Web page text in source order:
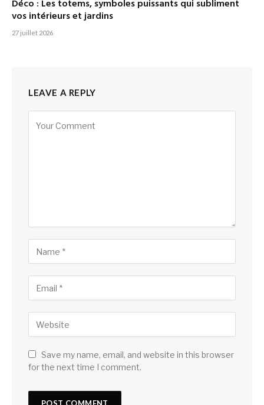
Déco : Les totems, symboles puissants qui subliment
vos intérieurs et jardins
27 juillet 2026
LEAVE A REPLY
Save my name, email, and website in this browser
for the next time I comment.